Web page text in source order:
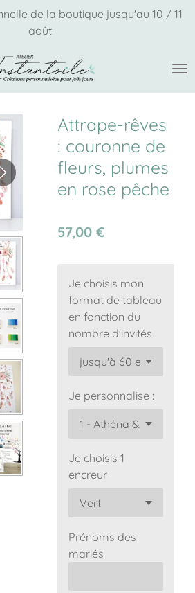
de la boutique jusqu'au 10 / 11
août
Attrape-rêves
: couronne de
fleurs, plumes
en rose pêche
57,00 €
Je choisis mon
format de tableau
en fonction du
nombre d'invités
Je personnalise :
Je choisis 1
encreur
Prénoms des
mariés